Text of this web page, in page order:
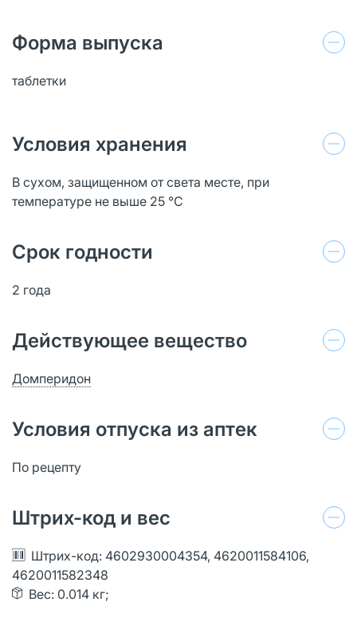
Форма выпуска
таблетки
Условия хранения
В сухом, защищенном от света месте, при
температуре не выше 25 °C
Срок годности
2 года
Действующее вещество
Домперидон
Условия отпуска из аптек
По рецепту
Штрих-код и вес
Штрих-код: 4602930004354, 4620011584106,
4620011582348
Вес: 0.014 кг;